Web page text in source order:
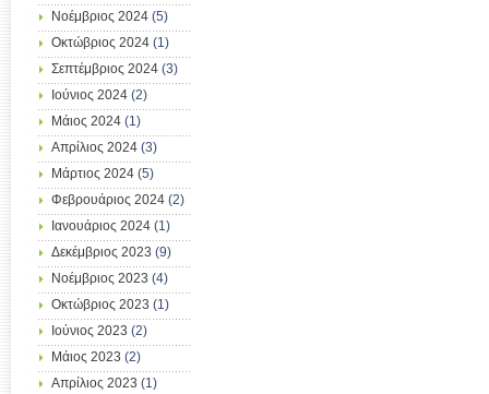
Νοέμβριος 2024 (5)
Οκτώβριος 2024 (1)
Σεπτέμβριος 2024 (3)
Ιούνιος 2024 (2)
Μάιος 2024 (1)
Απρίλιος 2024 (3)
Μάρτιος 2024 (5)
Φεβρουάριος 2024 (2)
Ιανουάριος 2024 (1)
Δεκέμβριος 2023 (9)
Νοέμβριος 2023 (4)
Οκτώβριος 2023 (1)
Ιούνιος 2023 (2)
Μάιος 2023 (2)
Απρίλιος 2023 (1)